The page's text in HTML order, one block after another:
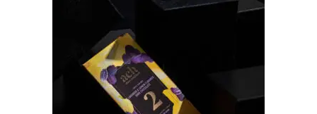
LEVANDŲ IR CITRINŲ SKONIO
SALDUSIS JUODASIS EKOLOGIŠKAS
ŠOKOLADAS
€4.90